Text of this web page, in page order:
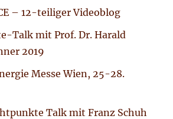
– 12-teiliger Videoblog
Talk mit Prof. Dr. Harald
2019
Messe Wien, 25-28.
Talk mit Franz Schuh